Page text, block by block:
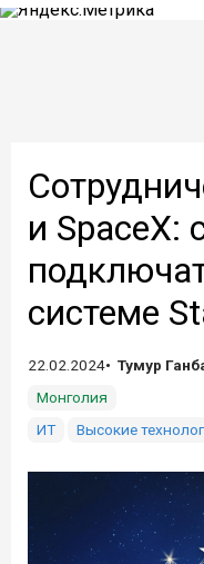
и SpaceX:
системе
22.02.2024
Тумур
Монголия
ИТ
Высокие